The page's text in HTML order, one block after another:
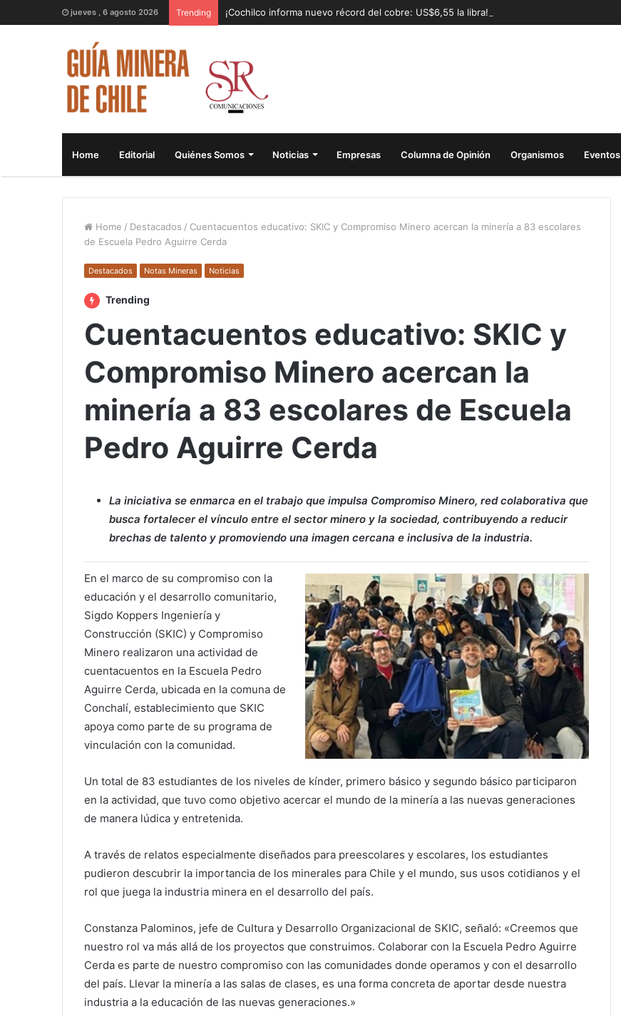
jueves , 6 agosto 2026 Trending ¡Cochilco informa nuevo récord del cobre: US$6,55 la libra!
Home Editorial Quiénes Somos Noticias Empresas Columna de Opinión Organismos Eventos
Home / Destacados / Cuentacuentos educativo: SKIC y Compromiso Minero acercan la minería a 83 escolares
de Escuela Pedro Aguirre Cerda
Destacados Notas Mineras Noticias
Trending
Cuentacuentos educativo: SKIC y
Compromiso Minero acercan la
minería a 83 escolares de Escuela
Pedro Aguirre Cerda
La iniciativa se enmarca en el trabajo que impulsa Compromiso Minero, red colaborativa que
busca fortalecer el vínculo entre el sector minero y la sociedad, contribuyendo a reducir
brechas de talento y promoviendo una imagen cercana e inclusiva de la industria.
En el marco de su compromiso con la
educación y el desarrollo comunitario,
Sigdo Koppers Ingeniería y
Construcción (SKIC) y Compromiso
Minero realizaron una actividad de
cuentacuentos en la Escuela Pedro
Aguirre Cerda, ubicada en la comuna de
Conchalí, establecimiento que SKIC
apoya como parte de su programa de
vinculación con la comunidad.
Un total de 83 estudiantes de los niveles de kínder, primero básico y segundo básico participaron
en la actividad, que tuvo como objetivo acercar el mundo de la minería a las nuevas generaciones
de manera lúdica y entretenida.
A través de relatos especialmente diseñados para preescolares y escolares, los estudiantes
pudieron descubrir la importancia de los minerales para Chile y el mundo, sus usos cotidianos y el
rol que juega la industria minera en el desarrollo del país.
Constanza Palominos, jefe de Cultura y Desarrollo Organizacional de SKIC, señaló: «Creemos que
nuestro rol va más allá de los proyectos que construimos. Colaborar con la Escuela Pedro Aguirre
Cerda es parte de nuestro compromiso con las comunidades donde operamos y con el desarrollo
del país. Llevar la minería a las salas de clases, es una forma concreta de aportar desde nuestra
industria a la educación de las nuevas generaciones.»